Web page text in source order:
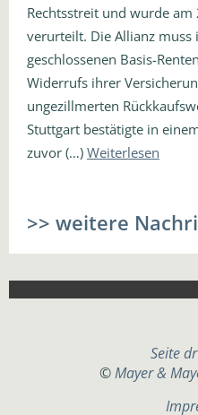
Rechtsstreit und wurde
verurteilt. Die Allianz
geschlossenen Basis-
Widerrufs ihrer
ungezillmerten
Stuttgart bestätigte in
zuvor (…) Weiterlesen
>> weitere
Seite
©Mayer &